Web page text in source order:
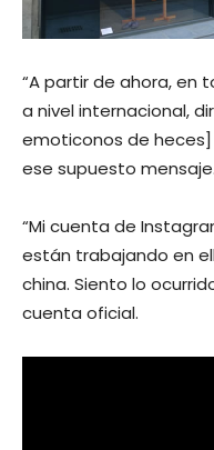
“A partir de ahora, en
a nivel internacional,
emoticonos de heces]
ese supuesto mensaje.
“Mi cuenta de
están trabajando en
china. Siento lo
cuenta oficial.